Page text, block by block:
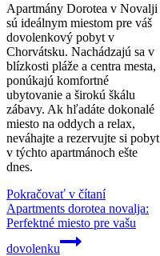
Apartmány Dorotea v Novalji
sú ideálnym miestom pre váš
dovolenkový pobyt v
Chorvátsku. Nachádzajú sa v
blízkosti pláže a centra mesta,
ponúkajú komfortné
ubytovanie a širokú škálu
zábavy. Ak hľadáte dokonalé
miesto na oddych a relax,
neváhajte a rezervujte si pobyt
v týchto apartmánoch ešte
dnes.
Pokračovať v čítaní
Apartments dorotea novalja:
Perfektné miesto pre vašu
dovolenku